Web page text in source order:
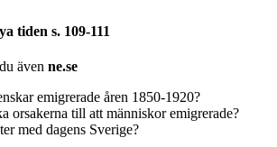
tiden s. 109-111
även ne.se
emigrerade åren 1850-1920?
orsakerna till att människor emigrerade?
med dagens Sverige?